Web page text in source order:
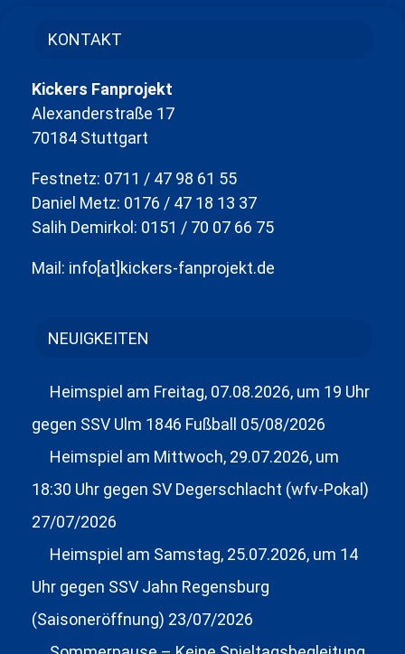
KONTAKT
Kickers Fanprojekt
Alexanderstraße 17
70184 Stuttgart
Festnetz: 0711 / 47 98 61 55
Daniel Metz: 0176 / 47 18 13 37
Salih Demirkol: 0151 / 70 07 66 75
Mail: info[at]kickers-fanprojekt.de
NEUIGKEITEN
Heimspiel am Freitag, 07.08.2026, um 19 Uhr
gegen SSV Ulm 1846 Fußball
05/08/2026
Heimspiel am Mittwoch, 29.07.2026, um
18:30 Uhr gegen SV Degerschlacht (wfv-Pokal)
27/07/2026
Heimspiel am Samstag, 25.07.2026, um 14
Uhr gegen SSV Jahn Regensburg
(Saisoneröffnung) 23/07/2026